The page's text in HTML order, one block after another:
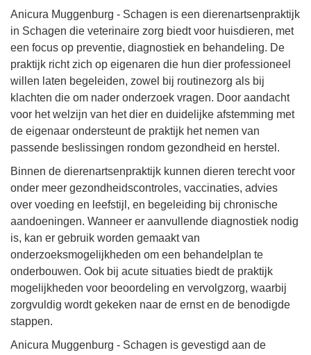
Anicura Muggenburg - Schagen is een dierenartsenpraktijk
in Schagen die veterinaire zorg biedt voor huisdieren, met
een focus op preventie, diagnostiek en behandeling. De
praktijk richt zich op eigenaren die hun dier professioneel
willen laten begeleiden, zowel bij routinezorg als bij
klachten die om nader onderzoek vragen. Door aandacht
voor het welzijn van het dier en duidelijke afstemming met
de eigenaar ondersteunt de praktijk het nemen van
passende beslissingen rondom gezondheid en herstel.
Binnen de dierenartsenpraktijk kunnen dieren terecht voor
onder meer gezondheidscontroles, vaccinaties, advies
over voeding en leefstijl, en begeleiding bij chronische
aandoeningen. Wanneer er aanvullende diagnostiek nodig
is, kan er gebruik worden gemaakt van
onderzoeksmogelijkheden om een behandelplan te
onderbouwen. Ook bij acute situaties biedt de praktijk
mogelijkheden voor beoordeling en vervolgzorg, waarbij
zorgvuldig wordt gekeken naar de ernst en de benodigde
stappen.
Anicura Muggenburg - Schagen is gevestigd aan de